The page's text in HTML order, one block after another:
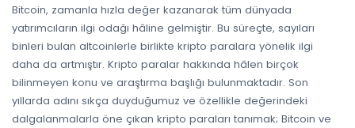
Bitcoin, zamanla hızla değer kazanarak tüm dünyada
yatırımcıların ilgi odağı hâline gelmiştir. Bu süreçte, sayıları
binleri bulan altcoinlerle birlikte kripto paralara yönelik ilgi
daha da artmıştır. Kripto paralar hakkında hâlen birçok
bilinmeyen konu ve araştırma başlığı bulunmaktadır. Son
yıllarda adını sıkça duyduğumuz ve özellikle değerindeki
dalgalanmalarla öne çıkan kripto paraları tanımak; Bitcoin ve